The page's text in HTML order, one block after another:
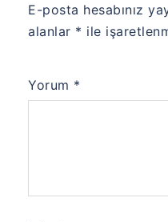
E-posta hesabınız
alanlar * ile
Yorum *